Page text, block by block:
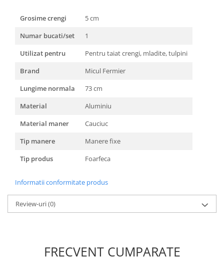
Uscatoare de rufe
Masini de spalat vase
Masini de spalat vase
independente
Plasa umbrire
Pompe de stropit
Radiatoare
Sobe pe gaz & electrice
Suflante Frunze
Grosime crengi
5 cm
Numar bucati/set
1
Utilizat pentru
Pentru taiat crengi, mladite, tulpini
Brand
Micul Fermier
Lungime normala
73 cm
Material
Aluminiu
Material maner
Cauciuc
Tip manere
Manere fixe
Tip produs
Foarfeca
Informatii conformitate produs
Review-uri(0)
FRECVENT CUMPARATE